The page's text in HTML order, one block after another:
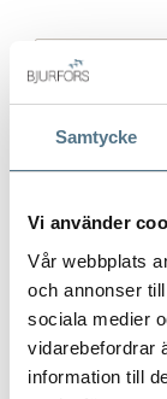
Samtycke
Vi använder
Vår webbplats
och annonser
sociala medier
vidarebefordrar
information till
Ange ditt